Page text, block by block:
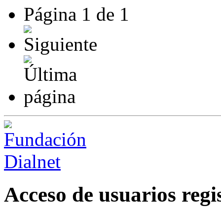
Página 1 de 1
Acceso de usuarios